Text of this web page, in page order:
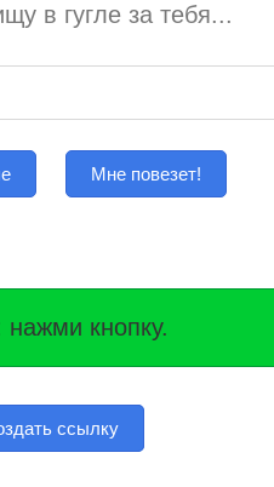
в гугле за тебя...
Мне повезет!
кнопку.
ссылку